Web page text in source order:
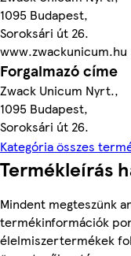
1095 Budapest,
Soroksári út 26.
www.zwackunicum.hu
Forgalmazó címe
Zwack Unicum Nyrt.,
1095 Budapest,
Soroksári út 26.
Kategória összes
Termékleírás
Mindent megteszünk
termékinformációk
élelmiszertermékek